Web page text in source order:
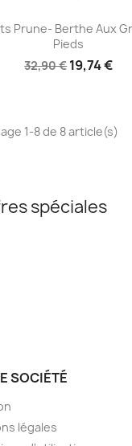
Aperçu rapide
Prune- Berthe Aux
Pieds
32,90 €19,74 €
1-8 de 8 article(s)
spéciales
SOCIÉTÉ
légales